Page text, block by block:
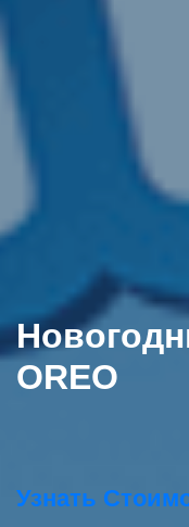
OREO
Узнать